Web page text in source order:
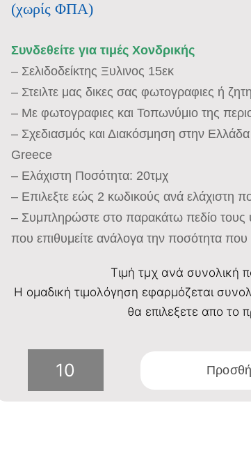
(χωρίς ΦΠΑ)
Συνδεθείτε για τιμές Χονδρικής
– Σελιδοδείκτης Ξυλινος 15εκ
– Στειλτε μας δικες σας φωτογραφιες ή
– Με φωτογραφιες και Τοπωνύμιο της
– Σχεδιασμός και Διακόσμηση στην
Greece
– Ελάχιστη Ποσότητα: 20τμχ
– Επιλεξτε εώς 2 κωδικούς ανά ελάχιστη
– Συμπληρώστε στο παρακάτω πεδίο τους
που επιθυμείτε ανάλογα την ποσότητα που
Τιμή τμχ ανά συνολική
Η ομαδική τιμολόγηση εφαρμόζεται
θα επιλεξετε απο το
Σελιδοδείκτης